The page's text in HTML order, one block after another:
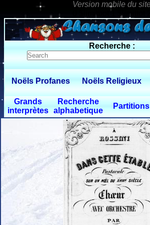
0 $limitbot 1 $limittot 2
Recherche :
Noëls Profanes Noëls Religieux
Grands
interprètes
Recherche
alphabetique
Partitions